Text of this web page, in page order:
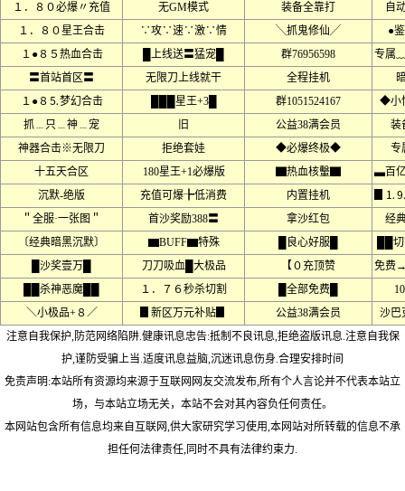
１．８０必爆〃充值
无GM模式 装备全靠打
自
１．８０星王合击
∵攻∵速∵激∵情 ╲抓鬼修仙╱
●
１●８５热血合击
█上线送〓猛宠█ 群76956598
专属
〓首站首区〓
无限刀上线就干 全程挂机
１●８⒌梦幻合击
███星王+3█ 群1051524167
◆小
抓﹍只﹍神﹍宠
旧 公益38满会员
装
神器合击※无限刀
拒绝套娃 ◆必爆终极◆
专
十五天合区
180星王+1必爆版 ▇热血核轚▇
▃百
沉默-绝版
充值可爆╊低消费 内置挂机
＂全服·一张图＂
首沙奖励388〓 拿沙红包
经
〔经典暗黑沉默〕
▆BUFF▆特殊 █良心好服█
██
█沙奖壹万█
刀刀吸血█大极品 【０充顶赞
免费
██杀神恶魔██
１．７６秒杀切割 █全部免费█
＼小极品+８／
▊新区万元补贴▊ 公益38满会员
沙巴
注意自我保护,防范网络陷阱.健康讯息忠告:抵制不良讯息,拒绝盗版讯息.注意自我保
护,谨防受骗上当.适度讯息益脑,沉迷讯息伤身.合理安排时间
免责声明:本站所有资源均来源于互联网网友交流发布,所有个人言论并不代表本站立
场，与本站立场无关，本站不会对其內容负任何责任。
本网站包含所有信息均来自互联网,供大家研究学习使用,本网站对所转载的信息不承
担任何法律责任,同时不具有法律约束力.